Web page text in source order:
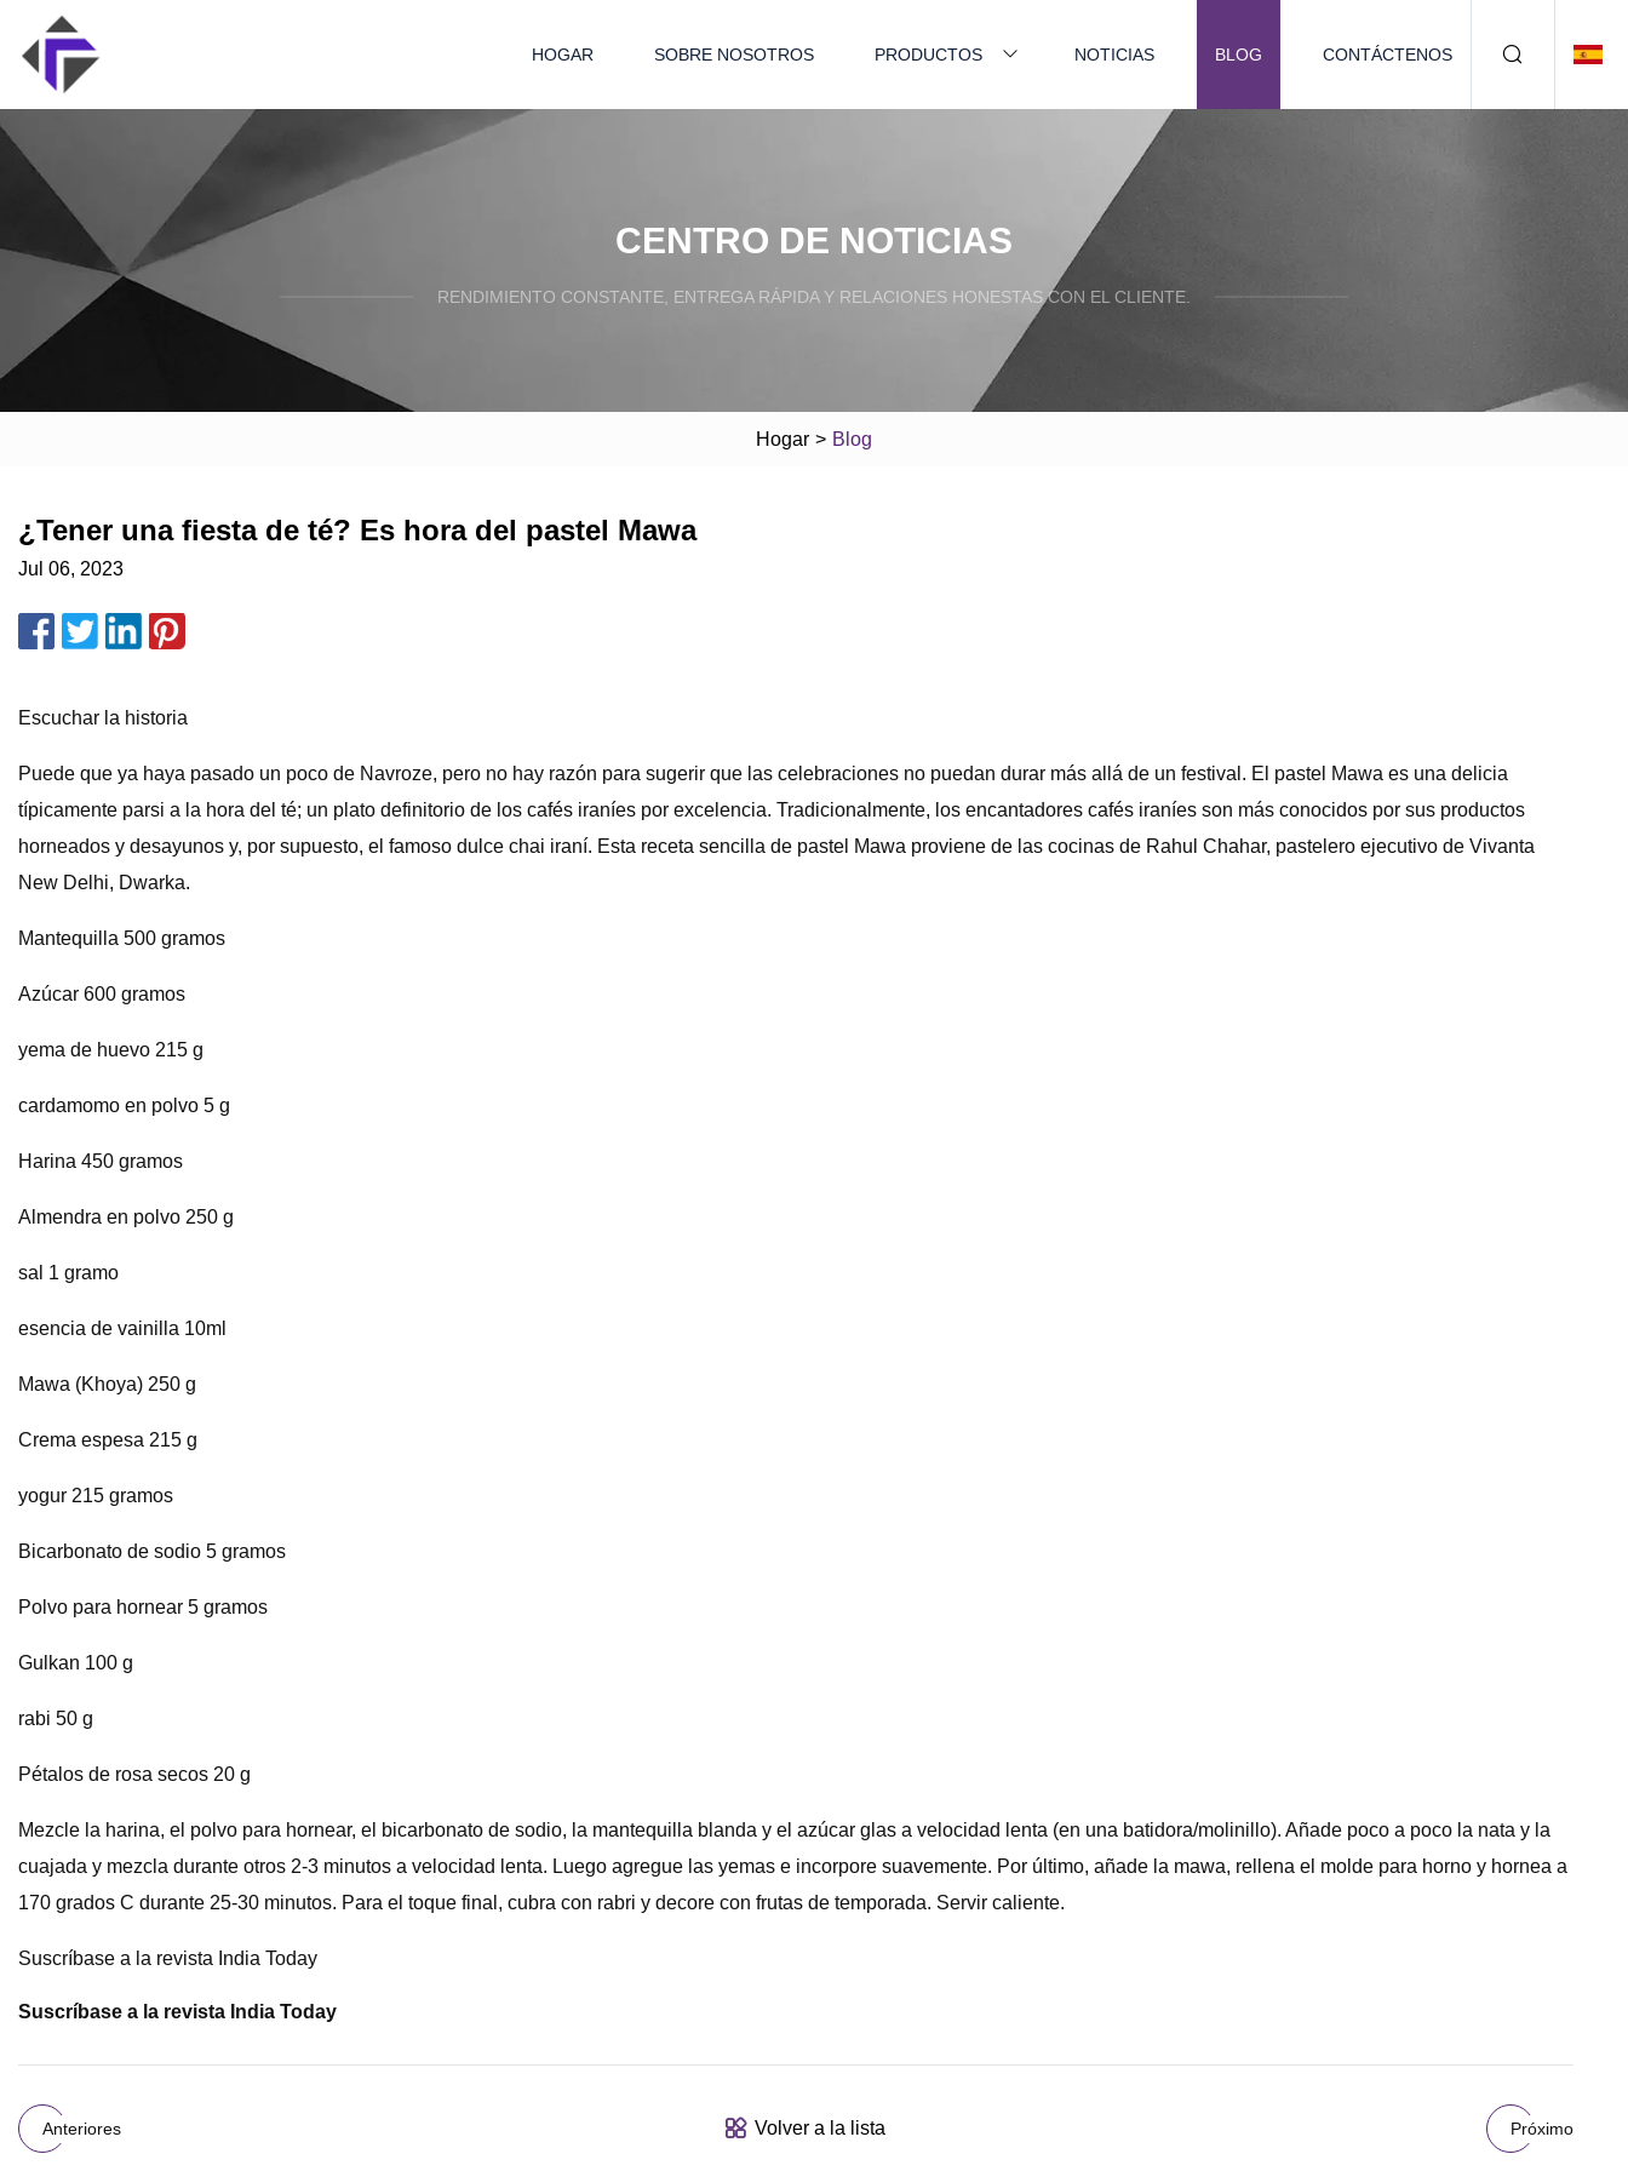
HOGAR SOBRE NOSOTROS PRODUCTOS NOTICIAS BLOG CONTÁCTENOS
CENTRO DE NOTICIAS
RENDIMIENTO CONSTANTE, ENTREGA RÁPIDA Y RELACIONES HONESTAS CON EL CLIENTE.
Hogar > Blog
¿Tener una fiesta de té? Es hora del pastel Mawa
Jul 06, 2023
Escuchar la historia
Puede que ya haya pasado un poco de Navroze, pero no hay razón para sugerir que las celebraciones no puedan durar más allá de un festival. El pastel Mawa es una delicia
típicamente parsi a la hora del té; un plato definitorio de los cafés iraníes por excelencia. Tradicionalmente, los encantadores cafés iraníes son más conocidos por sus productos
horneados y desayunos y, por supuesto, el famoso dulce chai iraní. Esta receta sencilla de pastel Mawa proviene de las cocinas de Rahul Chahar, pastelero ejecutivo de Vivanta
New Delhi, Dwarka.
Mantequilla 500 gramos
Azúcar 600 gramos
yema de huevo 215 g
cardamomo en polvo 5 g
Harina 450 gramos
Almendra en polvo 250 g
sal 1 gramo
esencia de vainilla 10ml
Mawa (Khoya) 250 g
Crema espesa 215 g
yogur 215 gramos
Bicarbonato de sodio 5 gramos
Polvo para hornear 5 gramos
Gulkan 100 g
rabi 50 g
Pétalos de rosa secos 20 g
Mezcle la harina, el polvo para hornear, el bicarbonato de sodio, la mantequilla blanda y el azúcar glas a velocidad lenta (en una batidora/molinillo). Añade poco a poco la nata y la
cuajada y mezcla durante otros 2-3 minutos a velocidad lenta. Luego agregue las yemas e incorpore suavemente. Por último, añade la mawa, rellena el molde para horno y hornea a
170 grados C durante 25-30 minutos. Para el toque final, cubra con rabri y decore con frutas de temporada. Servir caliente.
Suscríbase a la revista India Today
Suscríbase a la revista India Today
Anteriores Volver a la lista Próximo